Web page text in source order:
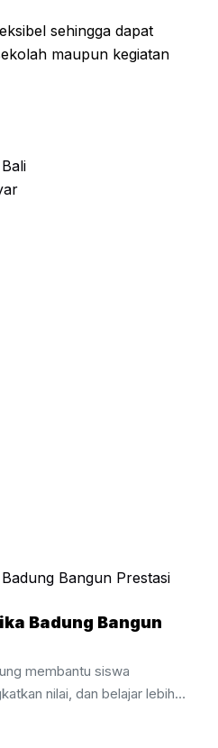
sehingga dapat
maupun kegiatan
Badung Bangun
membantu siswa
nilai, dan belajar lebih
Les Privat